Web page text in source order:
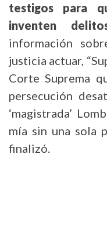
testigos para
inventen
información
justicia actuar,
Corte Suprema
persecución
‘magistrada’
mía sin una sola
finalizó.